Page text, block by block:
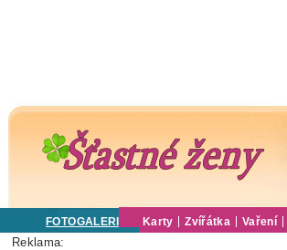
FOTOGALERIE Karty Zvířátka Vaření
Reklama: